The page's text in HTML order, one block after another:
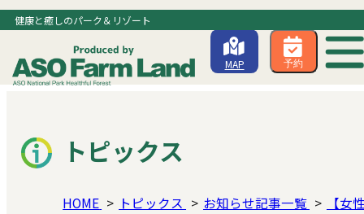
健康と癒しのパーク＆リゾート
MAP 予約
トピックス
HOME トピックス お知らせ記事一覧 【女